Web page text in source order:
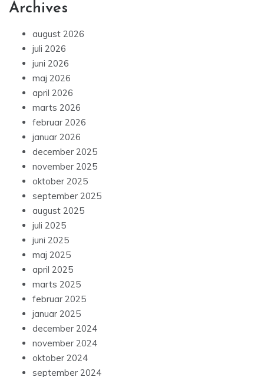
Archives
august 2026
juli 2026
juni 2026
maj 2026
april 2026
marts 2026
februar 2026
januar 2026
december 2025
november 2025
oktober 2025
september 2025
august 2025
juli 2025
juni 2025
maj 2025
april 2025
marts 2025
februar 2025
januar 2025
december 2024
november 2024
oktober 2024
september 2024